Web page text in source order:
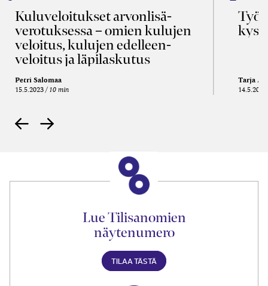
Kulu­veloitukset arvon­lisä­
verotuksessa – omien kulujen
veloitus, kulujen edelleen­
veloitus ja läpi­laskutus
Petri Salomaa
15.5.2023 10 min
Tarja
14.5.2021
Lue Tilisanomien
näytenumero
TILAA TÄSTÄ